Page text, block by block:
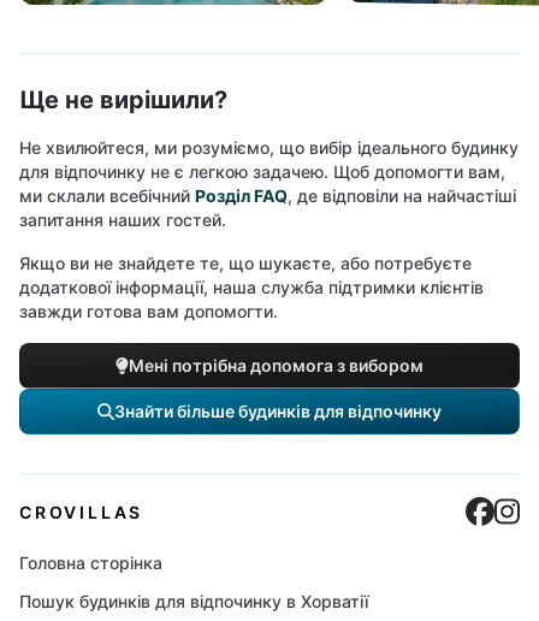
Ще не вирішили?
Не хвилюйтеся, ми розуміємо, що вибір ідеального будинку
для відпочинку не є легкою задачею. Щоб допомогти вам,
ми склали всебічний Розділ FAQ, де відповіли на найчастіші
запитання наших гостей.
Якщо ви не знайдете те, що шукаєте, або потребуєте
додаткової інформації, наша служба підтримки клієнтів
завжди готова вам допомогти.
Мені потрібна допомога з вибором
Знайти більше будинків для відпочинку
CROVILLAS
Головна сторінка
Пошук будинків для відпочинку в Хорватії